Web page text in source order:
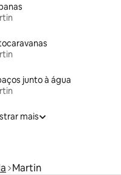
junto à água
mais
Martin